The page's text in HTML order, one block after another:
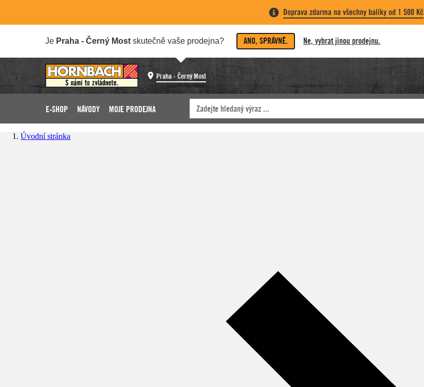
Doprava zdarma na všechny balíky od 1 500 Kč
Je Praha - Černý Most skutečně vaše prodejna? ANO, SPRÁVNĚ. Ne, vybrat jinou prodejnu.
Praha - Černý Most
E-SHOP NÁVODY MOJE PRODEJNA
Úvodní stránka